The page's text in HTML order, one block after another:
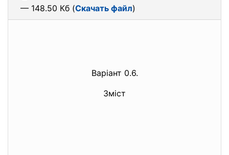
— 148.50 Кб (Скачать файл)
Варіант 0.6.
Зміст